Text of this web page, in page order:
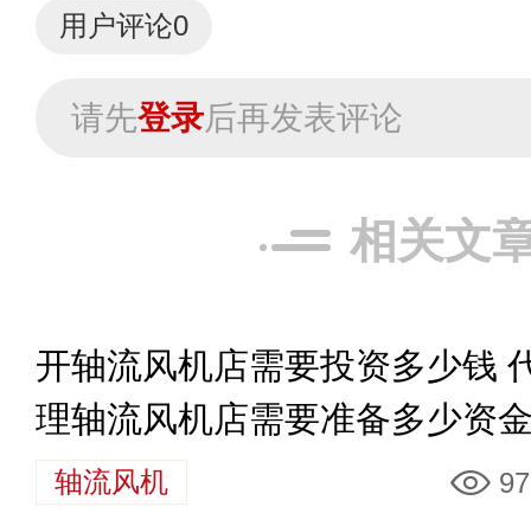
用户评论0
请先登录后再发表评论
相关文
开轴流风机店需要投资多少钱
理轴流风机店需要准备多少资
轴流风机 97